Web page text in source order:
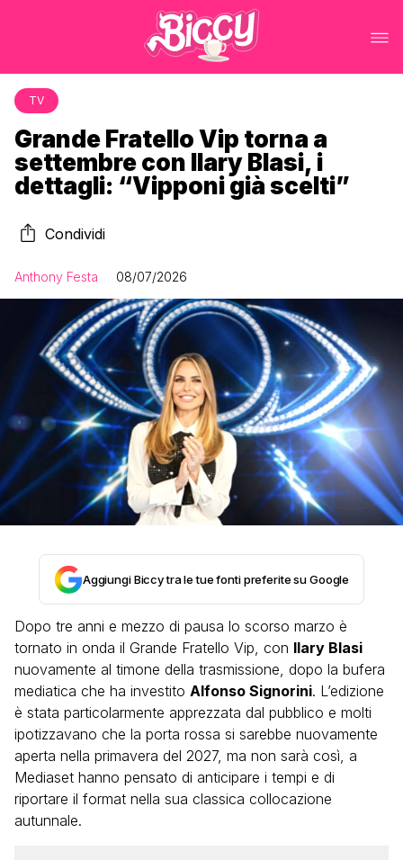
TV
Grande Fratello Vip torna a
settembre con Ilary Blasi, i
dettagli: “Vipponi già scelti”
Condividi
Anthony Festa 08/07/2026
Aggiungi Biccy tra le tue fonti preferite su Google
Dopo tre anni e mezzo di pausa lo scorso marzo è
tornato in onda il Grande Fratello Vip, con Ilary Blasi
nuovamente al timone della trasmissione, dopo la bufera
mediatica che ha investito Alfonso Signorini. L’edizione
è stata particolarmente apprezzata dal pubblico e molti
ipotizzavano che la porta rossa si sarebbe nuovamente
aperta nella primavera del 2027, ma non sarà così, a
Mediaset hanno pensato di anticipare i tempi e di
riportare il format nella sua classica collocazione
autunnale.